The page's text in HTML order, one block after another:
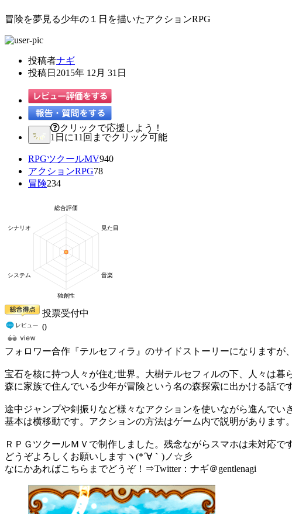
冒険を夢見る少年の１日を描いたアクションRPG
投稿者ナギ
投稿日 2015年 12月 31日
クリックで応援しよう！
1日に11回までクリック可能
RPGツクールMV940
アクションRPG78
冒険234
投票受付中
0
フォロワー合作『テルセフィラ』のサイドストーリーになりますが
宝石を核に持つ人々が住む世界。大樹テルセフィルの下、人々は暮
森に家族で住んでいる少年が冒険という名の森探索に出かける話です
途中ジャンプや剣振りなど様々なアクションを使いながら進んでい
基本は横移動です。アクションの方法はゲーム内で説明があります。
ＲＰＧツクールＭＶで制作しました。残念ながらスマホは未対応で
どうぞよろしくお願いしますヽ(*´∀｀)ノ☆彡
なにかあればこちらまでどうぞ！⇒Twitter：ナギ＠gentlenagi